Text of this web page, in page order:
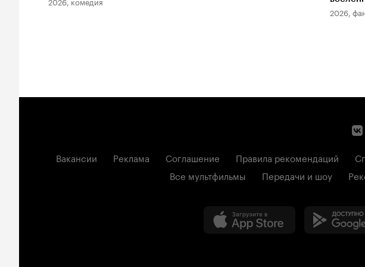
2026,
Вакансии Реклама Соглашение Правила рекомендаций
Все мультфильмы
Передачи и шоу